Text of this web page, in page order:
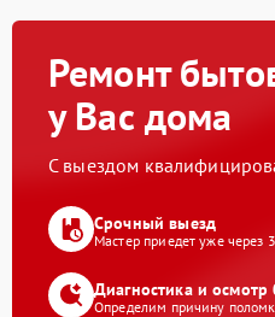
Ремонт
у Вас дома
С выездом
Срочный выезд
Мастер приедет уже через
Диагностика и осмотр
Определим причину